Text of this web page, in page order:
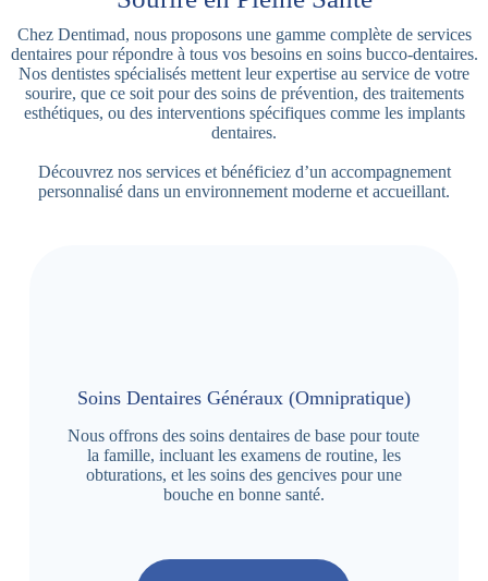
Chez Dentimad, nous proposons une gamme complète de services
dentaires pour répondre à tous vos besoins en soins bucco-dentaires.
Nos dentistes spécialisés mettent leur expertise au service de votre
sourire, que ce soit pour des soins de prévention, des traitements
esthétiques, ou des interventions spécifiques comme les implants
dentaires.
Découvrez nos services et bénéficiez d’un accompagnement
personnalisé dans un environnement moderne et accueillant.
Soins Dentaires Généraux (Omnipratique)
Nous offrons des soins dentaires de base pour toute
la famille, incluant les examens de routine, les
obturations, et les soins des gencives pour une
bouche en bonne santé.